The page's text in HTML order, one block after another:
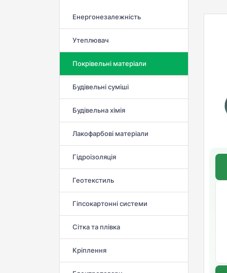
Енергонезалежність
Утеплювач
Покрівельні матеріали
Будівельні суміші
Будівельна хімія
Лакофарбові матеріали
Гідроізоляція
Геотекстиль
Гіпсокартонні системи
Сітка та плівка
Кріплення